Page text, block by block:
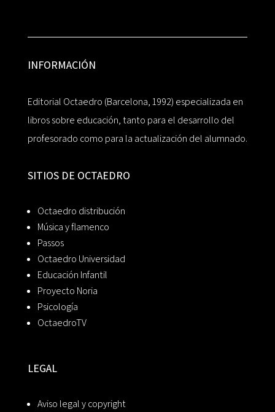
INFORMACIÓN
Editorial Octaedro (Barcelona, 1992) especializada en
libros sobre educación, tanto para el desarrollo del
profesorado como para la actualización del alumnado.
SITIOS DE OCTAEDRO
Octaedro distribución
Música y flamenco
Passos
Octaedro Universidad
Educación Infantil
Proyecto Noria
Psicología
OctaedroTV
LEGAL
Aviso legal y copyright